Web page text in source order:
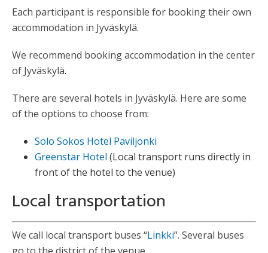
Each participant is responsible for booking their own
accommodation in Jyväskylä.
We recommend booking accommodation in the center
of Jyväskylä.
There are several hotels in Jyväskylä. Here are some
of the options to choose from:
Solo Sokos Hotel Paviljonki
Greenstar Hotel (Local transport runs directly in
front of the hotel to the venue)
Local transportation
We call local transport buses “Linkki”. Several buses